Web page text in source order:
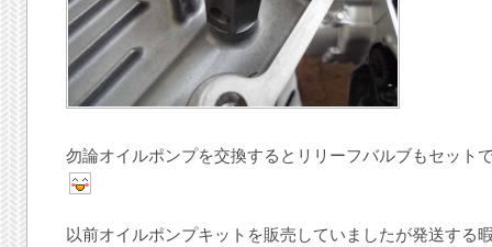
勿論オイルポンプを交換するとリリーフバルブもセット
以前オイルポンプキットを販売していましたが発送する